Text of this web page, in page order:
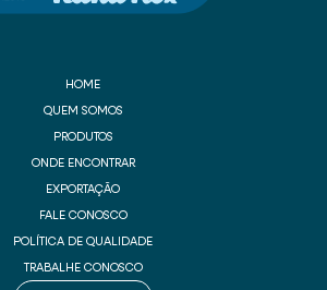
HOME
QUEM SOMOS
PRODUTOS
ONDE ENCONTRAR
EXPORTAÇÃO
FALE CONOSCO
POLÍTICA DE QUALIDADE
TRABALHE CONOSCO